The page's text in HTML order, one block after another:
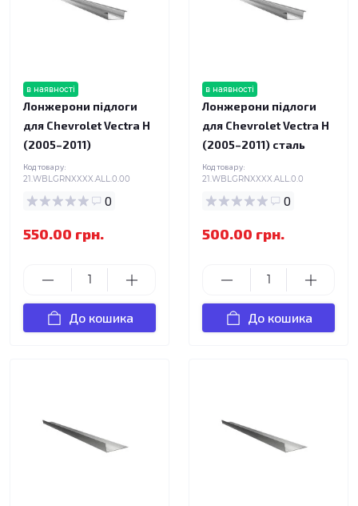
в наявності
Лонжерони підлоги
для Chevrolet Vectra H
(2005–2011)
Код товару:
21.WBLGRNXXXX.ALL.0.00
0
550.00 грн.
До кошика
в наявності
Лонжерони підлоги
для Chevrolet Vectra H
(2005–2011) сталь
Код товару:
21.WBLGRNXXXX.ALL.0.0
0
500.00 грн.
До кошика